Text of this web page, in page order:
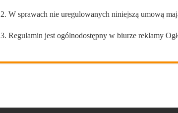
2. W sprawach nie uregulowanych niniejszą umową
3. Regulamin jest ogólnodostępny w biurze reklamy